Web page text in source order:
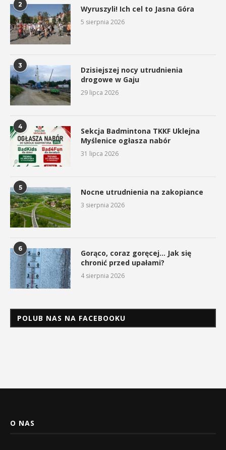
2 Wyruszyli! Ich cel to Jasna Góra
5 sierpnia 2026
3
Dzisiejszej nocy utrudnienia
drogowe w Gaju
29 lipca 2026
4
Sekcja Badmintona TKKF Uklejna
Myślenice ogłasza nabór
31 lipca 2026
5 Nocne utrudnienia na zakopiance
3 sierpnia 2026
6
Gorąco, coraz goręcej… Jak się
chronić przed upałami?
4 sierpnia 2026
POLUB NAS NA FACEBOOKU
O NAS